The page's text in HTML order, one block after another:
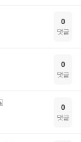
0
댓글
0
댓글
0
댓글